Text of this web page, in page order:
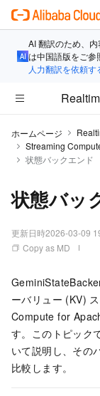
AI 翻訳のため、
は中国語版をご参
人力翻訳を依頼す
ホームページ
Streaming
状態バックエンド
状態バッ
更新日時2026-03-09
Copy as MD
ーバリュー (KV)
Compute for
す。このトピック
いて説明し、その
比較します。